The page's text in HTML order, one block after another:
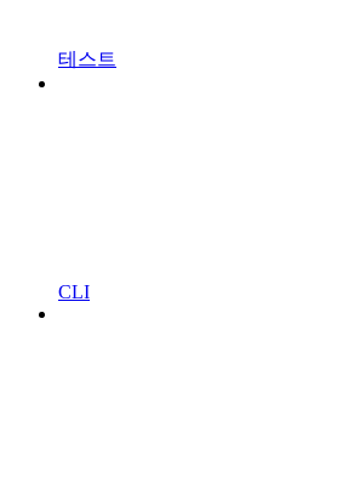
테스트
CLI